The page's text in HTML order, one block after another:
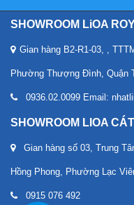
SHOWROOM LiOA
Gian hàng B2-R1-03, ,
Phường Thượng Đình, Quận
0936.02.0099 Email:
SHOWROOM LIOA
Gian hàng số 03, Trung
Hồng Phong, Phường Lạc
0915 076 492